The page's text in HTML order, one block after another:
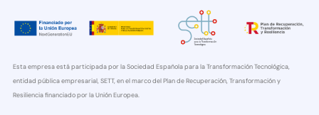
Esta empresa está participada por la Sociedad Española para la Transformación Tecnológica,
entidad pública empresarial, SETT, en el marco del Plan de Recuperación, Transformación y
Resiliencia financiado por la Unión Europea.